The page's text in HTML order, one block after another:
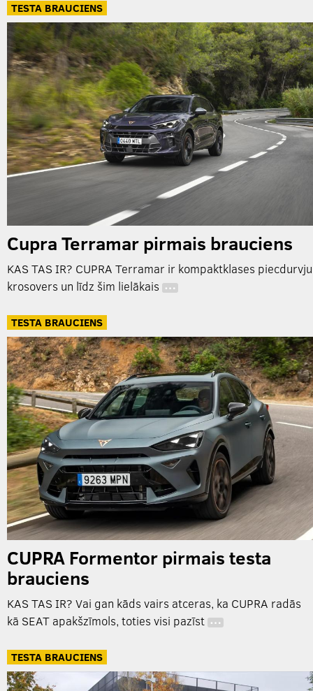
TESTA BRAUCIENS
Cupra Terramar pirmais brauciens
KAS TAS IR? CUPRA Terramar ir kompaktklases piecdurvju
krosovers un līdz šim lielākais …
TESTA BRAUCIENS
CUPRA Formentor pirmais testa
brauciens
KAS TAS IR? Vai gan kāds vairs atceras, ka CUPRA radās
kā SEAT apakšzīmols, toties visi pazīst …
TESTA BRAUCIENS